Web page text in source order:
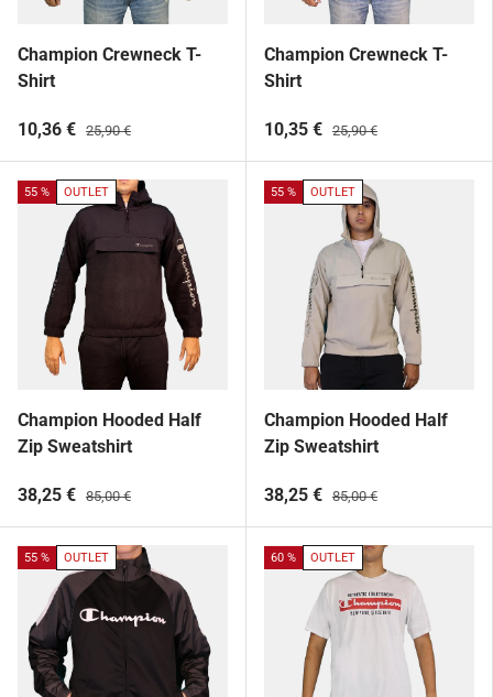
Champion Crewneck T-
Shirt
10,36 € 25,90 €
Champion Crewneck T-
Shirt
10,35 € 25,90 €
55 % OUTLET
Champion Hooded Half
Zip Sweatshirt
38,25 € 85,00 €
55 % OUTLET
Champion Hooded Half
Zip Sweatshirt
38,25 € 85,00 €
55 % OUTLET 60 % OUTLET